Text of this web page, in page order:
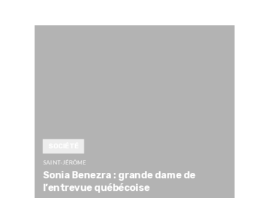
SAINT-JÉRÔME
Sonia Benezra : grande dame de
l’entrevue québécoise